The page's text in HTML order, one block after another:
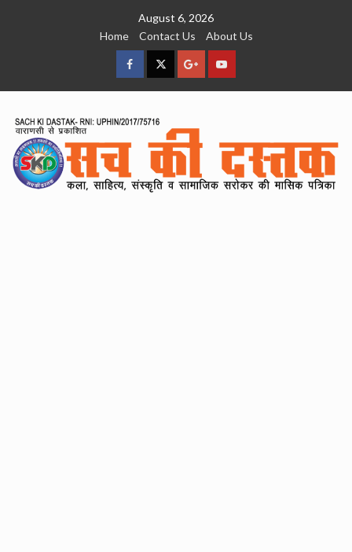
August 6, 2026
Home
Contact Us About Us
facebookTwitterGoogleYouTube